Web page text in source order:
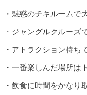
・魅惑のチキルーム
・ジャングルクルーズ
・アトラクション待ち
・一番楽しんだ場所は
・飲食に時間をかなり